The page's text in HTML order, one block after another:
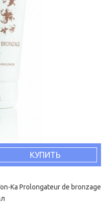
КУПИТЬ
Ka Prolongateur de bronzage